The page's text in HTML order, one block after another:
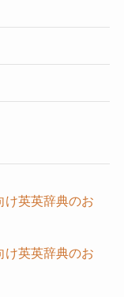
け英英辞典のお
け英英辞典のお